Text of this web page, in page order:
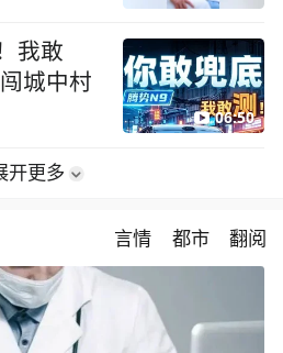
我敢
城中村
06:50
开更多
言情 都市 翻阅